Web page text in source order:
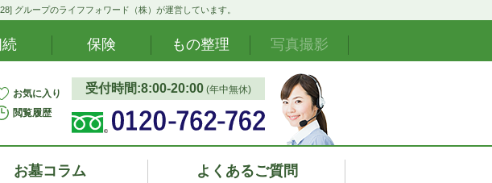
グループのライフフォワード（株）が運営しています。
保険 もの整理 写真撮影
お気に入り
閲覧履歴
受付時間:8:00‐20:00 (年中無休)
お墓コラム よくあるご質問